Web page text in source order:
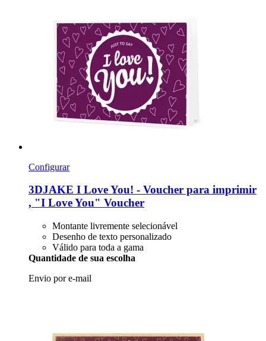
Configurar
3DJAKE I Love You! -​ Voucher para imprimir
, "I Love You" Voucher
Montante livremente selecionável
Desenho de texto personalizado
Válido para toda a gama
Quantidade de sua escolha
Envio por e-mail